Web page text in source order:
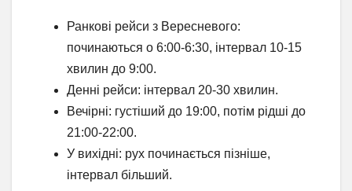
Ранкові рейси з Вересневого:
починаються о 6:00-6:30, інтервал 10-15
хвилин до 9:00.
Денні рейси: інтервал 20-30 хвилин.
Вечірні: густіший до 19:00, потім рідші до
21:00-22:00.
У вихідні: рух починається пізніше,
інтервал більший.